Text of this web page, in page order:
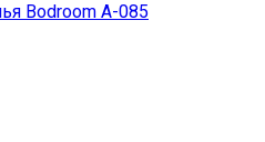
Bodroom A-085